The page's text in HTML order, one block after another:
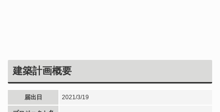
建築計画概要
届出日 2021/3/19